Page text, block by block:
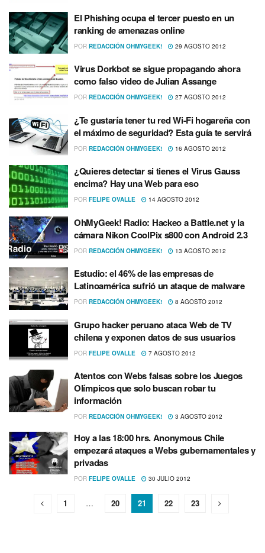
El Phishing ocupa el tercer puesto en un
ranking de amenazas online
POR REDACCIÓN OHMYGEEK! 29 AGOSTO 2012
Virus Dorkbot se sigue propagando ahora
como falso video de Julian Assange
POR REDACCIÓN OHMYGEEK! 27 AGOSTO 2012
¿Te gustarí­a tener tu red Wi-Fi hogareña con
el máximo de seguridad? Esta guí­a te servirá
POR REDACCIÓN OHMYGEEK! 16 AGOSTO 2012
¿Quieres detectar si tienes el Virus Gauss
encima? Hay una Web para eso
POR FELIPE OVALLE 14 AGOSTO 2012
OhMyGeek! Radio: Hackeo a Battle.net y la
cámara Nikon CoolPix s800 con Android 2.3
POR REDACCIÓN OHMYGEEK! 13 AGOSTO 2012
Estudio: el 46% de las empresas de
Latinoamérica sufrió un ataque de malware
POR REDACCIÓN OHMYGEEK! 8 AGOSTO 2012
Grupo hacker peruano ataca Web de TV
chilena y exponen datos de sus usuarios
POR FELIPE OVALLE 7 AGOSTO 2012
Atentos con Webs falsas sobre los Juegos
Olí­mpicos que solo buscan robar tu
información
POR REDACCIÓN OHMYGEEK! 3 AGOSTO 2012
Hoy a las 18:00 hrs. Anonymous Chile
empezará ataques a Webs gubernamentales y
privadas
POR FELIPE OVALLE 30 JULIO 2012
1 … 20 21 22 23